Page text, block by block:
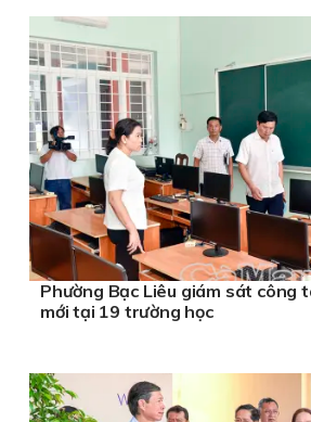
Phường Bạc Liêu giám sát công
mới tại 19 trường học